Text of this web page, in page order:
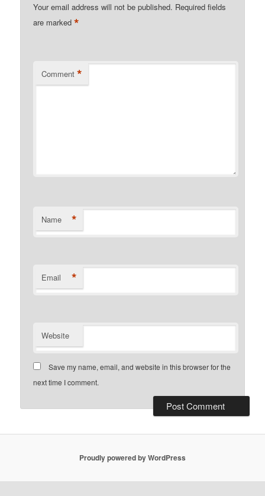
Your email address will not be published. Required fields
are marked*
Comment *
Name *
Email *
Website
Save my name, email, and website in this browser for the
next time I comment.
Proudly powered by WordPress